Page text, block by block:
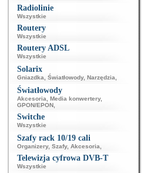
Radiolinie
Wszystkie
Routery
Wszystkie
Routery ADSL
Wszystkie
Solarix
Gniazdka Światłowody, Narzędzia
Światłowody
Akcesoria Media konwertery,
GPON/EPON
Switche
Wszystkie
Szafy rack 10/19 cali
Organizery, Szafy, Akcesoria
Telewizja cyfrowa DVB-T
Wszystkie